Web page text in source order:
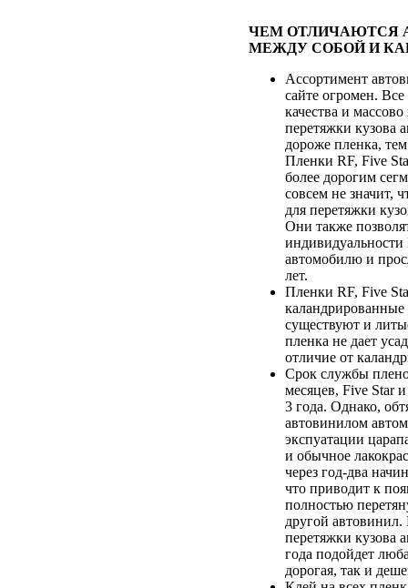
ЧЕМ ОТЛИЧАЮТСЯ
МЕЖДУ СОБОЙ И
Ассортимент
сайте огромен.
качества и
перетяжки кузова
дороже пленка,
Пленки RF, Five
более дорогим
совсем не значит,
для перетяжки
Они также
автомобилю и
лет.
Пленки RF, Five
существуют и
пленка не дает
отличие от
Срок службы
месяцев, Five Star
3 года. Однако,
автовинилом
экспуатации
и обычное
через год-два
что приводит к
полностью
другой
перетяжки кузова
года подойдет
дорогая, так и